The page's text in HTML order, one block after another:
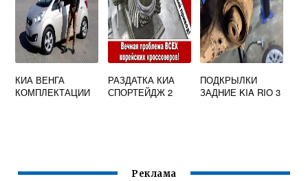
КИА ВЕНГА
КОМПЛЕКТАЦИИ
РАЗДАТКА КИА
СПОРТЕЙДЖ 2
ПОДКРЫЛКИ
ЗАДНИЕ KIA RIO 3
Реклама